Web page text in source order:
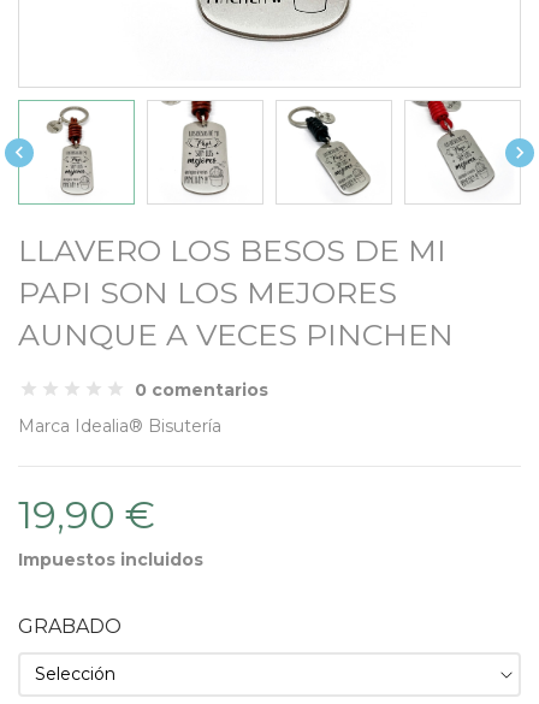
 
LLAVERO LOS BESOS DE MI
PAPI SON LOS MEJORES
AUNQUE A VECES PINCHEN
0 comentarios
Marca Idealia® Bisutería
19,90 €
Impuestos incluidos
GRABADO